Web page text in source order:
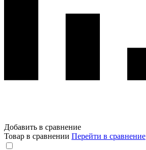
Добавить в сравнение
Товар в сравнении Перейти в сравнение